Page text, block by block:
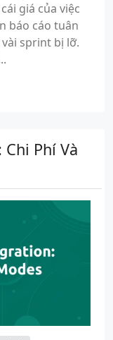
giá của việc
báo cáo tuân
sprint bị lỡ.
Phí Và